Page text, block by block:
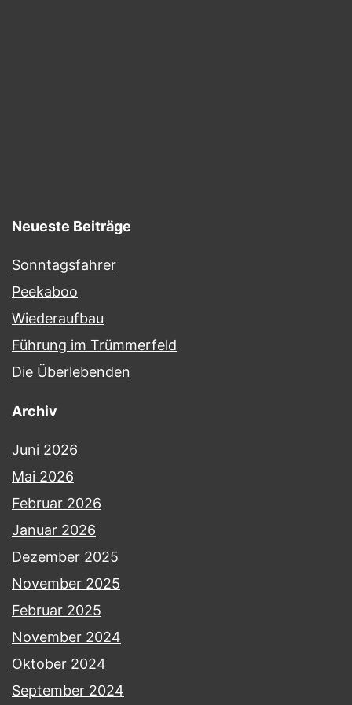
Neueste Beiträge
Sonntagsfahrer
Peekaboo
Wiederaufbau
Führung im Trümmerfeld
Die Überlebenden
Archiv
Juni 2026
Mai 2026
Februar 2026
Januar 2026
Dezember 2025
November 2025
Februar 2025
November 2024
Oktober 2024
September 2024